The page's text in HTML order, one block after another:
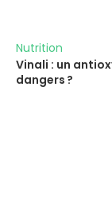
Nutrition
Vinali : un
dangers ?